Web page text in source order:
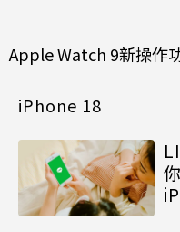
Apple Watch 9新操作
iPhone 18